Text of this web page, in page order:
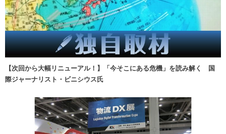
【次回から大幅リニューアル！】「今そこにある危機」を読み解く 国
際ジャーナリスト・ビニシウス氏